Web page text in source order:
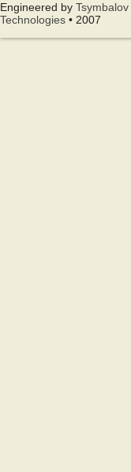
Engineered by Tsymbalov
Technologies • 2007